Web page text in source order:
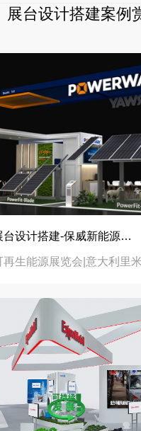
展台设计搭建案例
意大利展台设计搭建-保威新能源在意大利里米尼会展中心推出最新产品-中励展览设计策划公司